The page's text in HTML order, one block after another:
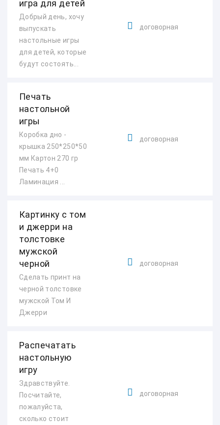
игра для детей
Добрый день, хочу
выпускать
настольные игры
для детей, которые
будут состоять...
договорная
Печать
настольной
игры
Коробка дно -
крышка 250*250*50
мм Картон 270 гр
Печать 4+0
Ламинация ...
договорная
Картинку с том
и джерри на
толстовке
мужской
черной
Сделать принт на
черной толстовке
мужской Том И
Джерри
договорная
Распечатать
настольную
игру
Здравствуйте.
Посчитайте,
пожалуйста,
сколько стоит
договорная